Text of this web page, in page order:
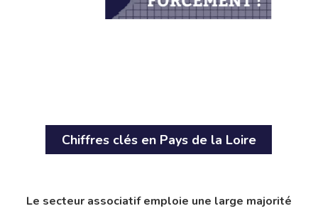
Chiffres clés en Pays de la Loire
Le secteur associatif emploie une large majorité